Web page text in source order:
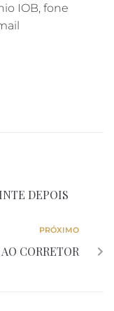
IOB, fone
DEPOIS
PRÓXIMO
CORRETOR